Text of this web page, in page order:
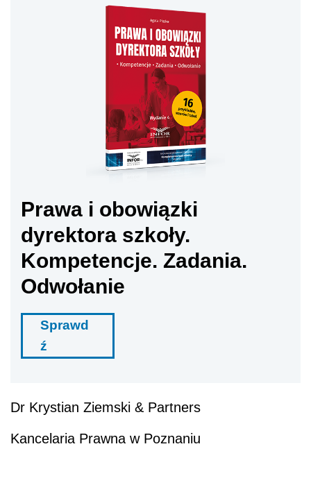
Prawa i obowiązki
dyrektora szkoły.
Kompetencje. Zadania.
Odwołanie
Sprawd
ź
Dr Krystian Ziemski & Partners
Kancelaria Prawna w Poznaniu